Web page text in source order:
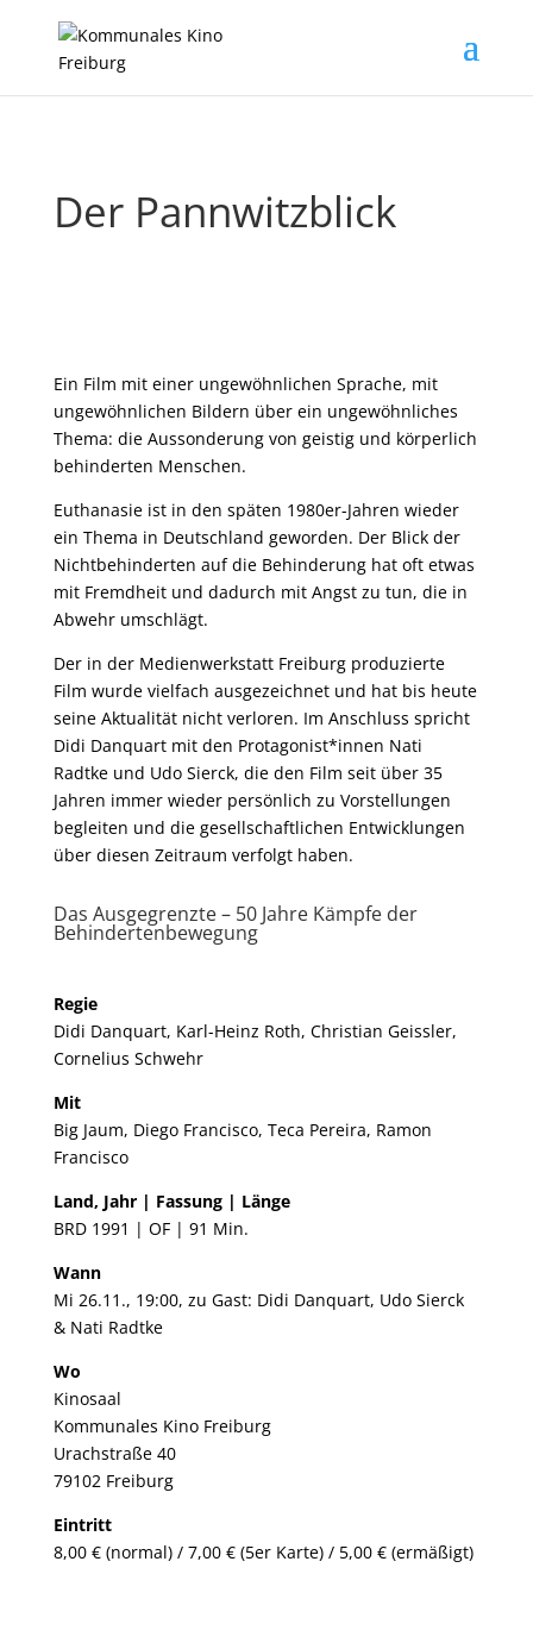
Der Pannwitzblick
Ein Film mit einer ungewöhnlichen Sprache, mit
ungewöhnlichen Bildern über ein ungewöhnliches
Thema: die Aussonderung von geistig und körperlich
behinderten Menschen.
Euthanasie ist in den späten 1980er-Jahren wieder
ein Thema in Deutschland geworden. Der Blick der
Nichtbehinderten auf die Behinderung hat oft etwas
mit Fremdheit und dadurch mit Angst zu tun, die in
Abwehr umschlägt.
Der in der Medienwerkstatt Freiburg produzierte
Film wurde vielfach ausgezeichnet und hat bis heute
seine Aktualität nicht verloren. Im Anschluss spricht
Didi Danquart mit den Protagonist*innen Nati
Radtke und Udo Sierck, die den Film seit über 35
Jahren immer wieder persönlich zu Vorstellungen
begleiten und die gesellschaftlichen Entwicklungen
über diesen Zeitraum verfolgt haben.
Das Ausgegrenzte – 50 Jahre Kämpfe der
Behindertenbewegung
Regie
Didi Danquart, Karl-Heinz Roth, Christian Geissler,
Cornelius Schwehr
Mit
Big Jaum, Diego Francisco, Teca Pereira, Ramon
Francisco
Land, Jahr | Fassung | Länge
BRD 1991 | OF | 91 Min.
Wann
Mi 26.11., 19:00, zu Gast: Didi Danquart, Udo Sierck
& Nati Radtke
Wo
Kinosaal
Kommunales Kino Freiburg
Urachstraße 40
79102 Freiburg
Eintritt
8,00 € (normal) / 7,00 € (5er Karte) / 5,00 € (ermäßigt)